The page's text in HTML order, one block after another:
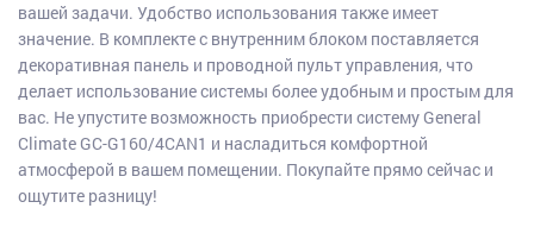
вашей задачи. Удобство использования также имеет
значение. В комплекте с внутренним блоком поставляется
декоративная панель и проводной пульт управления, что
делает использование системы более удобным и простым для
вас. Не упустите возможность приобрести систему General
Climate GC-G160/4CAN1 и насладиться комфортной
атмосферой в вашем помещении. Покупайте прямо сейчас и
ощутите разницу!